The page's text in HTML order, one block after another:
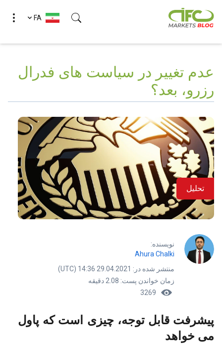
FA
عدم تغییر در سیاست های فدرال
رزرو، بعد؟
تحلیل
نویسنده:
Ahura Chalki
منتشر شده در: 29.04.2021 14:36 (UTC)
زمان خواندن پست: 2.08 دقیقه
3269
پیشرفت قابل توجه، چیزی است که پاول
می خواهد